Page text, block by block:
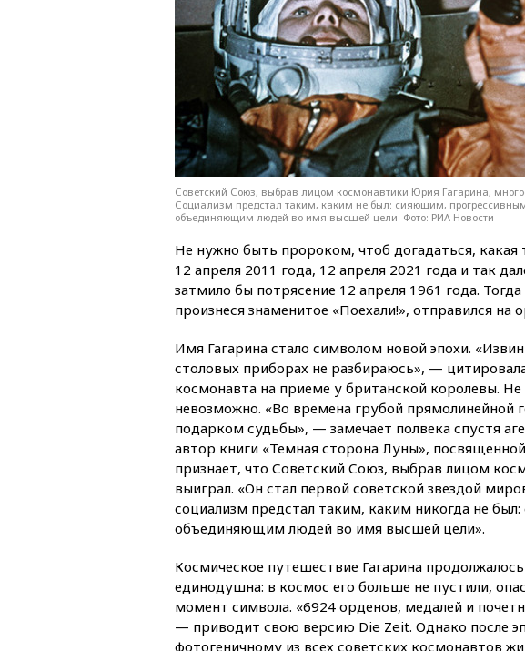
Советский Союз, выбрав лицом космонавтики Юрия Гагарина,
Социализм предстал таким, каким не был: сияющим,
объединяющим людей во имя высшей цели. Фото: РИА Новости
Не нужно быть пророком, чтоб догадаться,
12 апреля 2011 года, 12 апреля 2021 года и так
затмило бы потрясение 12 апреля 1961 года.
произнеся знаменитое «Поехали!», отправился на
Имя Гагарина стало символом новой эпохи.
столовых приборах не разбираюсь», —
космонавта на приеме у британской королевы.
невозможно. «Во времена грубой прямолинейной
подарком судьбы», — замечает полвека спустя
автор книги «Темная сторона Луны»,
признает, что Советский Союз, выбрав лицом
выиграл. «Он стал первой советской звездой
социализм предстал таким, каким никогда не
объединяющим людей во имя высшей цели».
Космическое путешествие Гагарина
единодушна: в космос его больше не пустили,
момент символа. «6924 орденов, медалей и
— приводит свою версию Die Zeit. Однако после
фотогеничному из всех советских космонавтов